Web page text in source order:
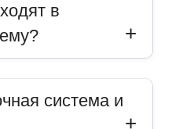
в
система и